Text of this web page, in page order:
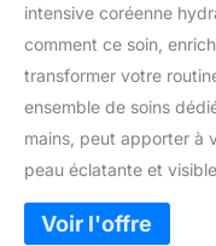
intensive coréenne
comment ce soin,
transformer votre
ensemble de soins
mains, peut apporter à
peau éclatante et